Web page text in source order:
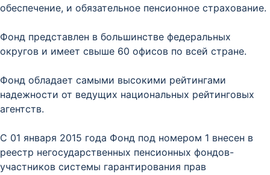
обеспечение, и обязательное пенсионное страхование.
Фонд представлен в большинстве федеральных
округов и имеет свыше 60 офисов по всей стране.
Фонд обладает самыми высокими рейтингами
надежности от ведущих национальных рейтинговых
агентств.
С 01 января 2015 года Фонд под номером 1 внесен в
реестр негосударственных пенсионных фондов-
участников системы гарантирования прав